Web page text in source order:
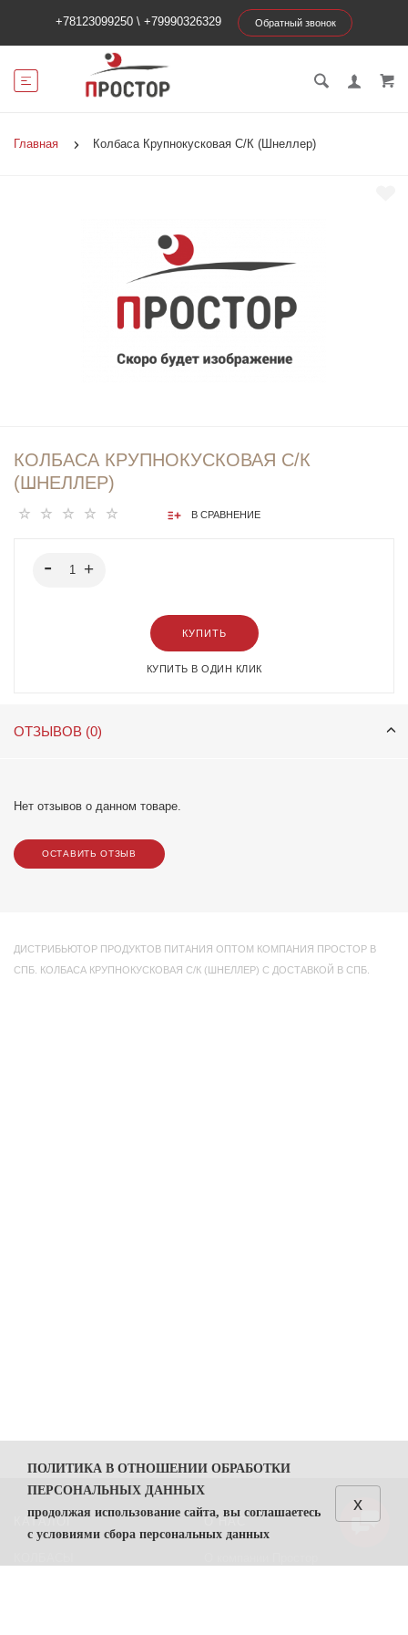
+78123099250 \ +79990326329 Обратный звонок
Главная Колбаса Крупнокусковая С/К (Шнеллер)
КОЛБАСА КРУПНОКУСКОВАЯ С/К
(ШНЕЛЛЕР)
В СРАВНЕНИЕ
КУПИТЬ
КУПИТЬ В ОДИН КЛИК
ОТЗЫВОВ (0)
Нет отзывов о данном товаре.
ОСТАВИТЬ ОТЗЫВ
ДИСТРИБЬЮТОР ПРОДУКТОВ ПИТАНИЯ ОПТОМ КОМПАНИЯ ПРОСТОР В
СПБ. КОЛБАСА КРУПНОКУСКОВАЯ С/К (ШНЕЛЛЕР) С ДОСТАВКОЙ В СПБ.
КАТАЛОГ О НАС
ПОЛИТИКА В ОТНОШЕНИИ ОБРАБОТКИ
ПЕРСОНАЛЬНЫХ ДАННЫХ
продолжая использование сайта, вы соглашаетесь
с условиями сбора персональных данных
x